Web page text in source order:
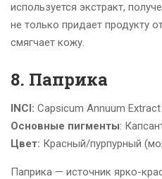
используется экстракт,
не только придает продукту
смягчает кожу.
8. Паприка
INCI: Capsicum Annuum Extract
Основные пигменты:
Цвет: Красный/пурпурный
Паприка — источник ярко-